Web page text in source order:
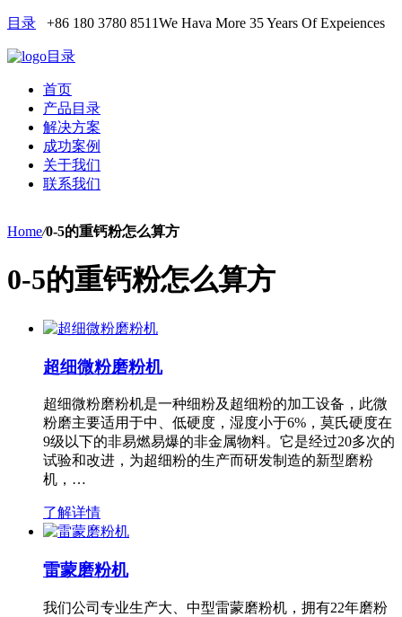
目录 +86 180 3780 8511We Hava More 35 Years Of Expeiences
目录
首页
产品目录
解决方案
成功案例
关于我们
联系我们
Home/0-5的重钙粉怎么算方
0-5的重钙粉怎么算方
超细微粉磨粉机
超细微粉磨粉机是一种细粉及超细粉的加工设备，此微
粉磨主要适用于中、低硬度，湿度小于6%，莫氏硬度在
9级以下的非易燃易爆的非金属物料。它是经过20多次的
试验和改进，为超细粉的生产而研发制造的新型磨粉
机，…
了解详情
雷蒙磨粉机
我们公司专业生产大、中型雷蒙磨粉机，拥有22年磨粉